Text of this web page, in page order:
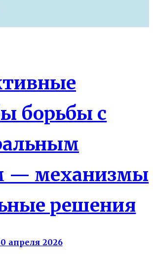
борьбы с
— механизмы
решения
апреля 2026